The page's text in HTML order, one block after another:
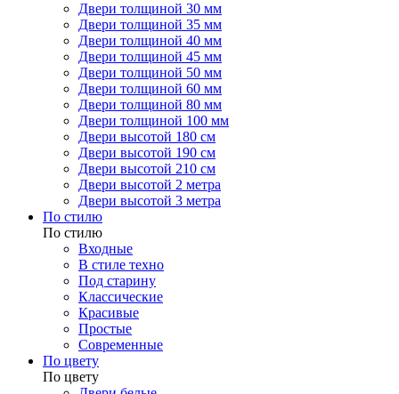
Двери толщиной 30 мм
Двери толщиной 35 мм
Двери толщиной 40 мм
Двери толщиной 45 мм
Двери толщиной 50 мм
Двери толщиной 60 мм
Двери толщиной 80 мм
Двери толщиной 100 мм
Двери высотой 180 см
Двери высотой 190 см
Двери высотой 210 см
Двери высотой 2 метра
Двери высотой 3 метра
По стилю
По стилю
Входные
В стиле техно
Под старину
Классические
Красивые
Простые
Современные
По цвету
По цвету